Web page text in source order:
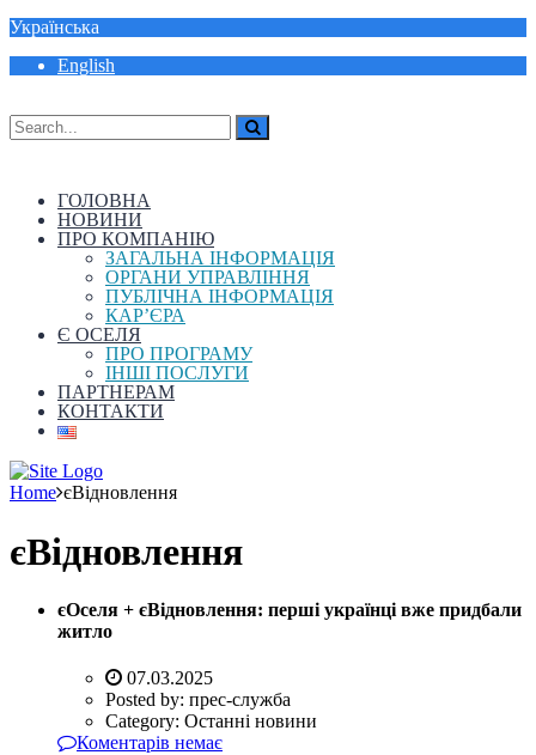
Українська
English
ГОЛОВНА
НОВИНИ
ПРО КОМПАНІЮ
ЗАГАЛЬНА ІНФОРМАЦІЯ
ОРГАНИ УПРАВЛІННЯ
ПУБЛІЧНА ІНФОРМАЦІЯ
КАР’ЄРА
Є ОСЕЛЯ
ПРО ПРОГРАМУ
ІНШІ ПОСЛУГИ
ПАРТНЕРАМ
КОНТАКТИ
Home єВідновлення
єВідновлення
єОселя + єВідновлення: перші українці вже придбали
житло
07.03.2025
Posted by: прес-служба
Category: Останні новини
Коментарів немає